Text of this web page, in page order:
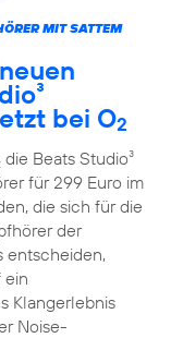
MIT SATTEM
bei O2
die Beats Studio³
für 299 Euro im
die sich für die
der
entscheiden,
ein
Klangerlebnis
Noise-